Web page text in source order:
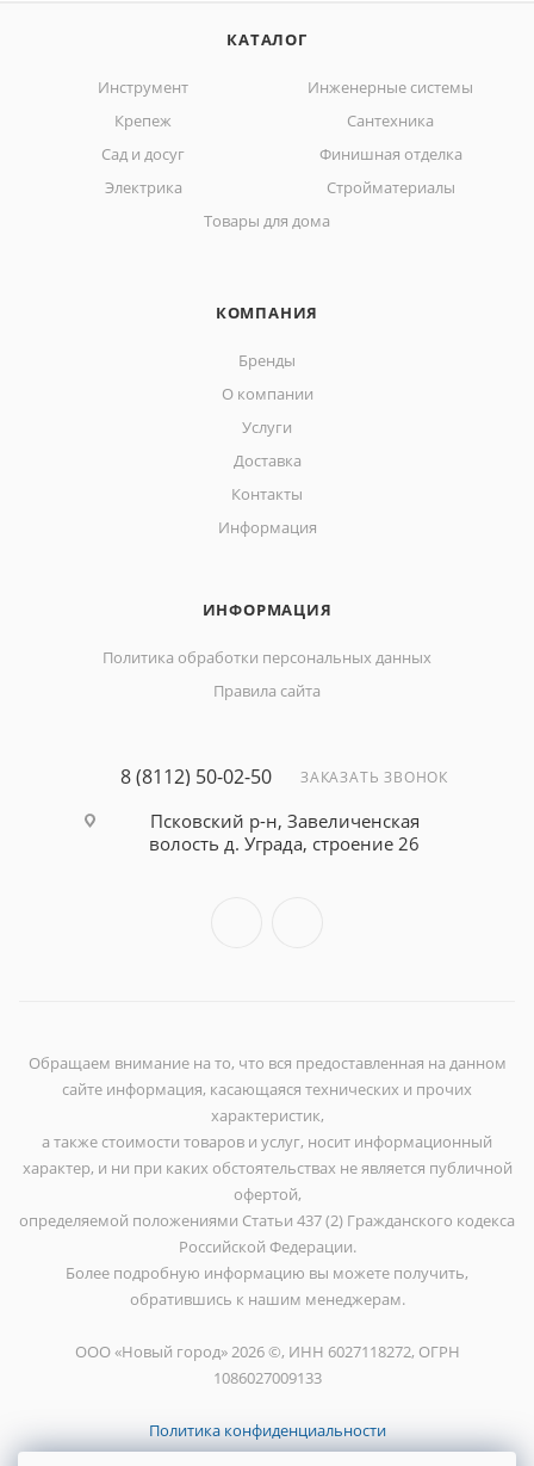
КАТАЛОГ
Инструмент
Инженерные системы
Крепеж
Сантехника
Сад и досуг
Финишная отделка
Электрика
Стройматериалы
Товары для дома
КОМПАНИЯ
Бренды
О компании
Услуги
Доставка
Контакты
Информация
ИНФОРМАЦИЯ
Политика обработки персональных данных
Правила сайта
8 (8112) 50-02-50 ЗАКАЗАТЬ ЗВОНОК
Псковский р-н, Завеличенская
волость д. Уграда, строение 26
Обращаем внимание на то, что вся предоставленная на данном
сайте информация, касающаяся технических и прочих
характеристик,
а также стоимости товаров и услуг, носит информационный
характер, и ни при каких обстоятельствах не является публичной
офертой,
определяемой положениями Статьи 437 (2) Гражданского кодекса
Российской Федерации.
Более подробную информацию вы можете получить,
обратившись к нашим менеджерам.
ООО «Новый город» 2026 ©, ИНН 6027118272, ОГРН
1086027009133
Политика конфиденциальности